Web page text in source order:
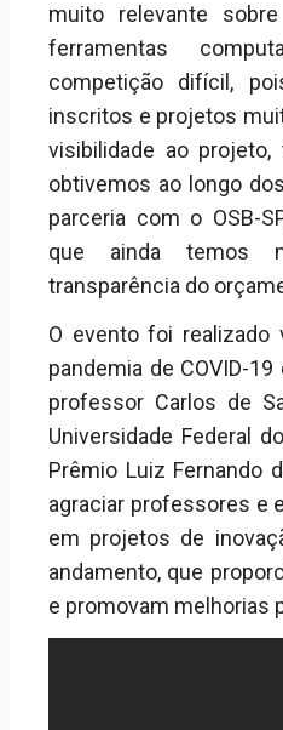
muito relevante
ferramentas
competição difícil,
inscritos e projetos
visibilidade ao
obtivemos ao longo
parceria com o OSB-
que ainda temos
transparência do
O evento foi realizado
pandemia de COVID-
professor Carlos de
Universidade Federal
Prêmio Luiz Fernando
agraciar professores e
em projetos de
andamento, que
e promovam melhorias